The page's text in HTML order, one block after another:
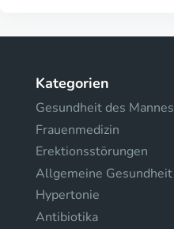
Kategorien
Gesundheit des Mannes
Frauenmedizin
Erektionsstörungen
Allgemeine Gesundheit
Hypertonie
Antibiotika